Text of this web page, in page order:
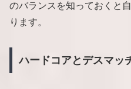
のバランスを知っておくと
ります。
ハードコアとデスマッ